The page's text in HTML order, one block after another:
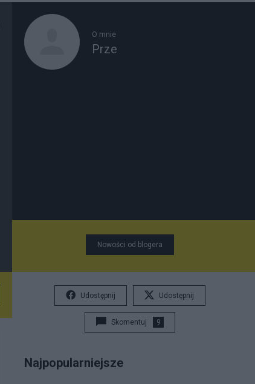
O mnie
Prze
Nowości od blogera
Udostępnij Udostępnij
Skomentuj 9
Najpopularniejsze